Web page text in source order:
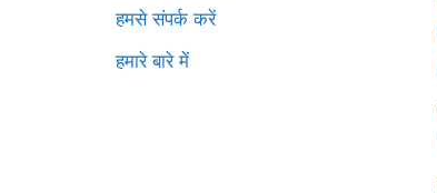
हमसे संपर्क करें
हमारे बारे में